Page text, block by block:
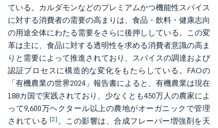
ている。カルダモンなどのプレミアムかつ機能性スパイス
に対する消費者の需要の高まりは、食品・飲料・健康志向
の用途全体にわたる需要をさらに後押ししている。この変
革は主に、食品に対する透明性を求める消費者意識の高ま
りと需要によって推進されており、スパイスの調達および
認証プロセスに構造的な変化をもたらしている。FAOの
「有機農業の世界2024」報告書によると、有機農業は現在
188カ国で実践されており、少なくとも450万人の農家によ
って9,600万ヘクタール以上の農地がオーガニックで管理
されている[2]。この影響は、合成フレーバー増強剤を天